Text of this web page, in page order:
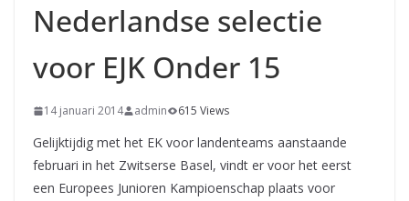
Nederlandse selectie
voor EJK Onder 15
14 januari 2014 admin 615 Views
Gelijktijdig met het EK voor landenteams aanstaande
februari in het Zwitserse Basel, vindt er voor het eerst
een Europees Junioren Kampioenschap plaats voor